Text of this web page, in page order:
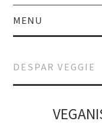
MENU
ACQUISTALO
DESPAR VEGGIE